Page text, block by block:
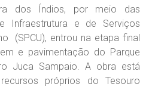
dos Índios, por meio das
Infraestrutura e de Serviços
(SPCU), entrou na etapa final
e pavimentação do Parque
Juca Sampaio. A obra está
próprios do Tesouro